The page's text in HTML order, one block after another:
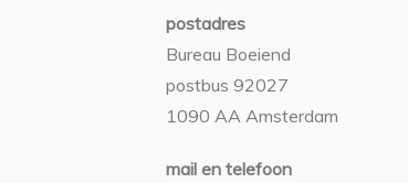
postadres
Bureau Boeiend
postbus 92027
1090 AA Amsterdam
mail en telefoon